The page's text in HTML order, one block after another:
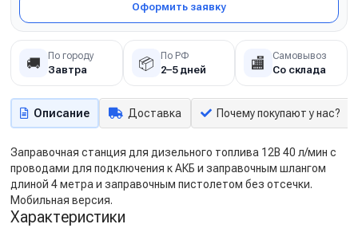
Оформить заявку
🚚 По городу
Завтра 📦 По РФ
2–5 дней 🏬 Самовывоз
Со склада
Описание Доставка Почему покупают у нас?
Заправочная станция для дизельного топлива 12В 40 л/мин с
проводами для подключения к АКБ и заправочным шлангом
длиной 4 метра и заправочным пистолетом без отсечки.
Мобильная версия.
Характеристики